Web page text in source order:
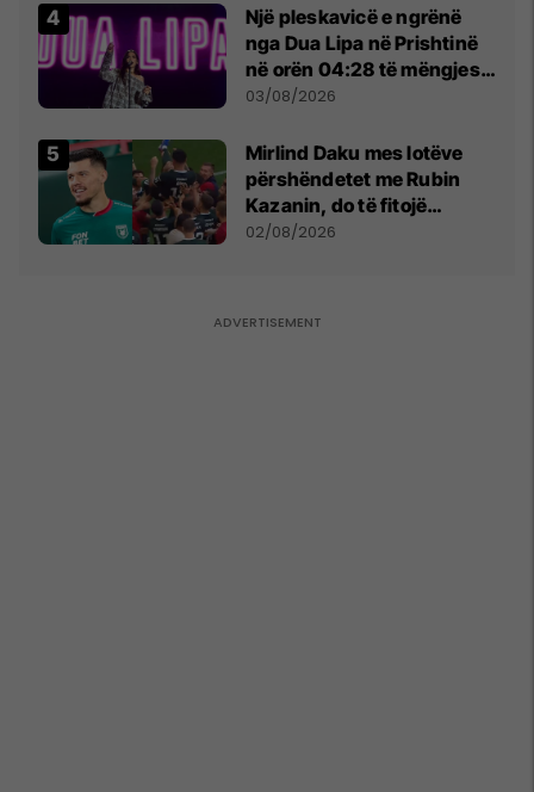
Një pleskavicë e ngrënë
nga Dua Lipa në Prishtinë
në orën 04:28 të mëngjesit
- dhe bota digjitale serbe
03/08/2026
Mirlind Daku mes lotëve
përshëndetet me Rubin
Kazanin, do të fitojë
miliona te Spartak Moska
02/08/2026